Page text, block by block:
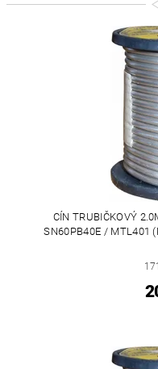
CÍN TRUBIČKOVÝ
SN60PB40E / MTL401